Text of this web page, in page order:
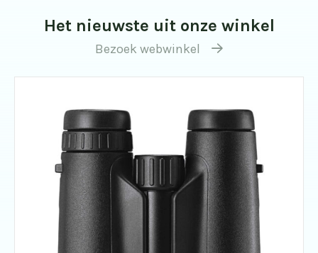
Het nieuwste uit onze winkel
Bezoek webwinkel